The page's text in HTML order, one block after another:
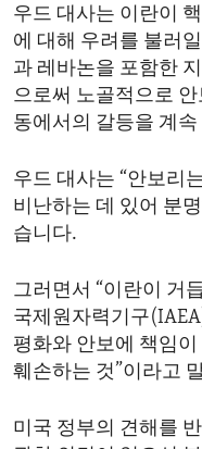
우드 대사는 이란이
에 대해 우려를 불러
과 레바논을 포함한
으로써 노골적으로
동에서의 갈등을 계
우드 대사는 “안보리
비난하는 데 있어 분
습니다.
그러면서 “이란이 거
국제원자력기구
평화와 안보에 책임
훼손하는 것”이라고
미국 정부의 견해를